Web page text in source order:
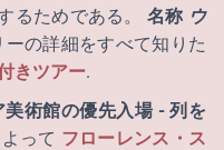
るためである。名称 ウ
ーの詳細をすべて知りた
きツアー.
術館の優先入場 - 列を
って フローレンス・ス